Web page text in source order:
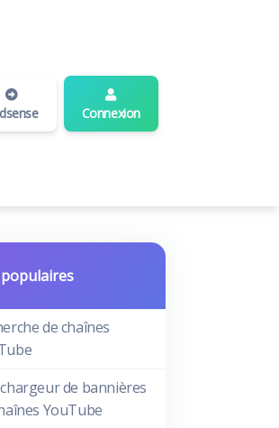
Connexion
de chaînes
de bannières
YouTube